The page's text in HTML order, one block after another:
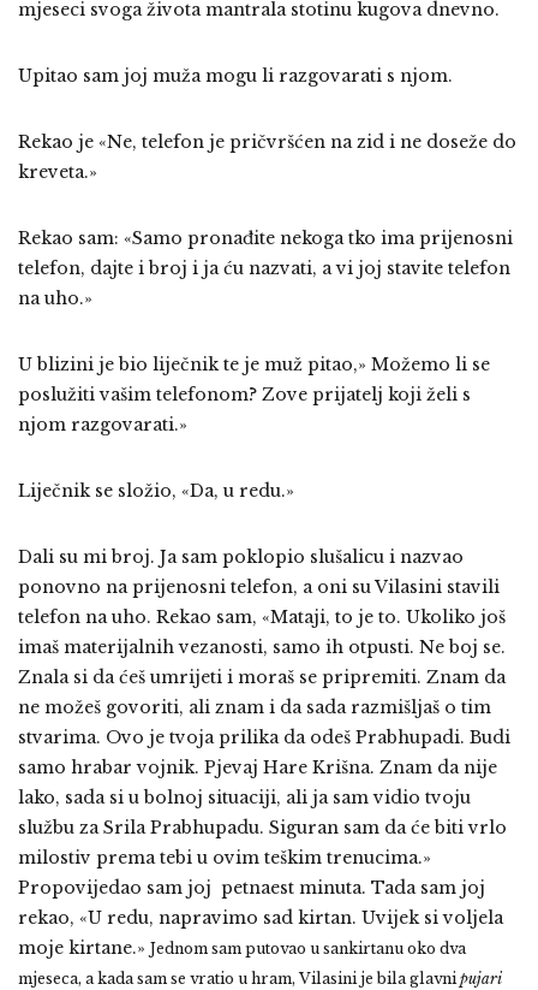
mjeseci svoga života mantrala stotinu kugova dnevno.
Upitao sam joj muža mogu li razgovarati s njom.
Rekao je «Ne, telefon je pričvršćen na zid i ne doseže do
kreveta.»
Rekao sam: «Samo pronađite nekoga tko ima prijenosni
telefon, dajte i broj i ja ću nazvati, a vi joj stavite telefon
na uho.»
U blizini je bio liječnik te je muž pitao,» Možemo li se
poslužiti vašim telefonom? Zove prijatelj koji želi s
njom razgovarati.»
Liječnik se složio, «Da, u redu.»
Dali su mi broj. Ja sam poklopio slušalicu i nazvao
ponovno na prijenosni telefon, a oni su Vilasini stavili
telefon na uho. Rekao sam, «Mataji, to je to. Ukoliko još
imaš materijalnih vezanosti, samo ih otpusti. Ne boj se.
Znala si da ćeš umrijeti i moraš se pripremiti. Znam da
ne možeš govoriti, ali znam i da sada razmišljaš o tim
stvarima. Ovo je tvoja prilika da odeš Prabhupadi. Budi
samo hrabar vojnik. Pjevaj Hare Krišna. Znam da nije
lako, sada si u bolnoj situaciji, ali ja sam vidio tvoju
službu za Srila Prabhupadu. Siguran sam da će biti vrlo
milostiv prema tebi u ovim teškim trenucima.»
Propovijedao sam joj petnaest minuta. Tada sam joj
rekao, «U redu, napravimo sad kirtan. Uvijek si voljela
moje kirtane.» Jednom sam putovao u sankirtanu oko dva
mjeseca, a kada sam se vratio u hram, Vilasini je bila glavnipujari